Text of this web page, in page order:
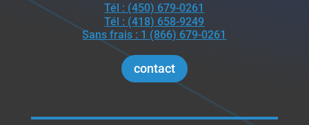
Tél : (450) 679-0261
Tél : (418) 658-9249
Sans frais : 1 (866) 679-0261
contact